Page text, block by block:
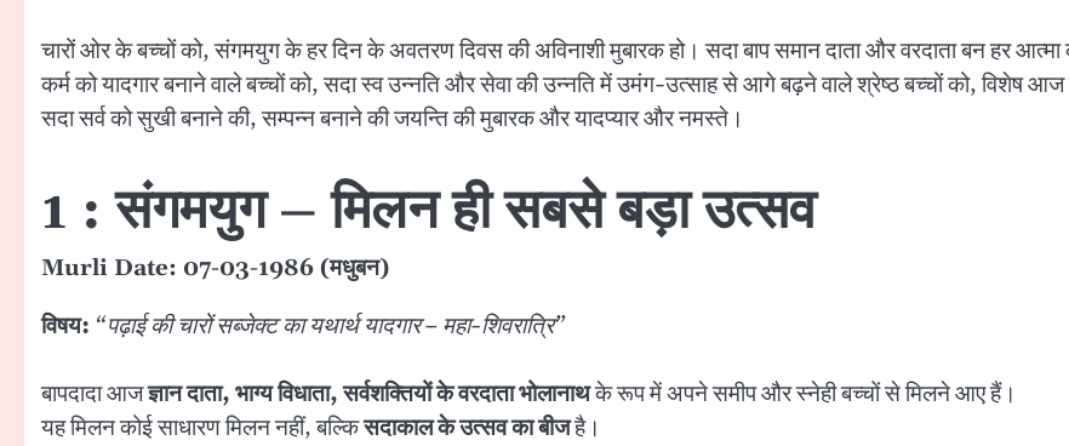
चारों ओर के बच्चों को, संगमयुग के हर दिन के अवतरण दिवस की अविनाशी मुबारक हो। सदा बाप समान दाता और वरदाता बन हर आत्मा
कर्म को यादगार बनाने वाले बच्चों को, सदा स्व उन्नति और सेवा की उन्नति में उमंग-उत्साह से आगे बढ़ने वाले श्रेष्ठ बच्चों को, विशेष आज
सदा सर्व को सुखी बनाने की, सम्पन्न बनाने की जयन्ति की मुबारक और यादप्यार और नमस्ते।
1 : संगमयुग – मिलन ही सबसे बड़ा उत्सव
Murli Date: 07-03-1986 (मधुबन)
विषय: “पढ़ाई की चारों सब्जेक्ट का यथार्थ यादगार – महा-शिवरात्रि”
बापदादा आजज्ञान दाता, भाग्य विधाता, सर्वशक्तियों के वरदाता भोलानाथके रूप में अपने समीप और स्नेही बच्चों से मिलने आए हैं।
यह मिलन कोई साधारण मिलन नहीं, बल्किसदाकाल के उत्सव का बीजहै।